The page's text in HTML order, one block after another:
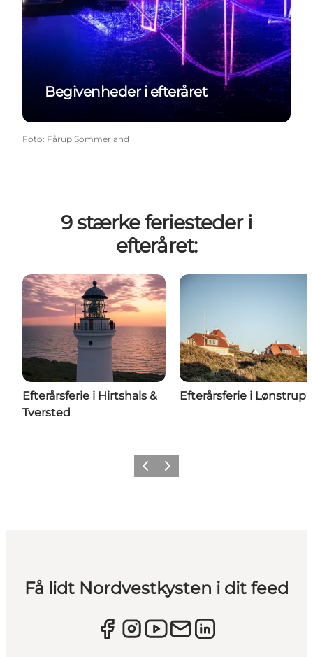
Begivenheder i efteråret
Foto: Fårup Sommerland
9 stærke feriesteder i
efteråret:
Efterårsferie i Hirtshals &
Tversted
Efterårsferie i Lønstrup
ForrigeNæste
Få lidt Nordvestkysten i dit feed